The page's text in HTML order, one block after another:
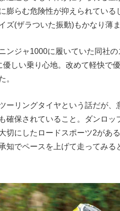
膨らむ危険性が抑えられている
(ザラついた振動)もかなり薄ま
ンジャ1000に履いていた同社の
しい乗り心地。改めて軽快で
。
ーリングタイヤという話だが、
確保されていること。ダンロッ
切にしたロードスポーツ2があ
知でペースを上げて走ってみ